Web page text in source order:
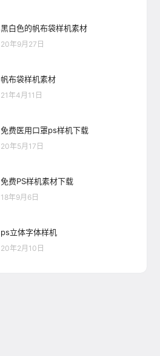
黑白色的帆布袋样机素材
20年9月27日
帆布袋样机素材
21年4月11日
免费医用口罩ps样机下载
20年5月17日
免费PS样机素材下载
18年9月6日
ps立体字体样机
20年2月10日